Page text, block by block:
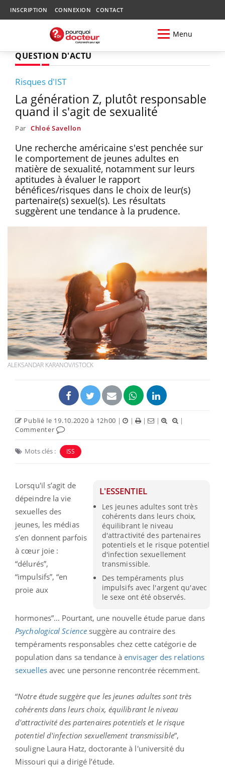
INSCRIPTION CONNEXION CONTACT
Menu
QUESTION D'ACTU
Risques d'IST
La génération Z, plutôt responsable
quand il s'agit de sexualité
Par Chloé Savellon
Une recherche américaine s'est penchée sur
le comportement de jeunes adultes en
matière de sexualité, notamment sur leurs
aptitudes à évaluer le rapport
bénéfices/risques dans le choix de leur(s)
partenaire(s) sexuel(s). Les résultats
suggèrent une tendance à la prudence.
ALEKSANDAR KARANOV/ISTOCK
Publié le 19.10.2020 à 12h00 | | | |
|
Commenter
Mots clés : ISS
L'ESSENTIEL
Les jeunes adultes sont très
cohérents dans leurs choix,
équilibrant le niveau
d'attractivité des partenaires
potentiels et le risque potentiel
d'infection sexuellement
transmissible.
Des tempéraments plus
impulsifs avec l'argent qu'avec
le sexe ont été observés.
Lorsqu'il s’agit de
dépeindre la vie
sexuelles des
jeunes, les médias
s’en donnent parfois
à cœur joie :
“délurés”,
“impulsifs”, “en
proie aux
hormones”… Pourtant, une nouvelle étude parue dans
Psychological Science suggère au contraire des
tempéraments responsables chez cette catégorie de
population dans sa tendance àenvisager des relations
sexuellesavec une personne rencontrée récemment.
“Notre étude suggère que les jeunes adultes sont très
cohérents dans leurs choix, équilibrant le niveau
d'attractivité des partenaires potentiels et le risque
potentiel d'infection sexuellement transmissible”,
souligne Laura Hatz, doctorante à l'université du
Missouri qui a dirigé l’étude.